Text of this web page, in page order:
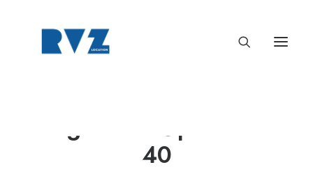
Angénieux Optimo 15-
40